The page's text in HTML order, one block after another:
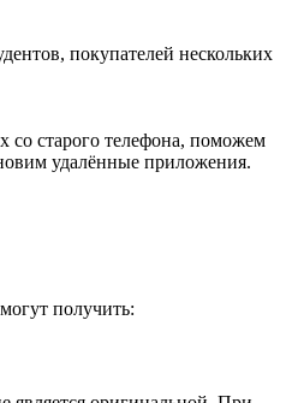
покупателей нескольких
старого телефона, поможем
удалённые приложения.
получить: